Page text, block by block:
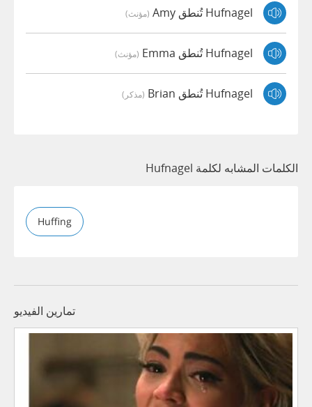
Hufnagel تُنطق Amy (مؤنث)
Hufnagel تُنطق Emma (مؤنث)
Hufnagel تُنطق Brian (مذكر)
الكلمات المشابه لكلمة Hufnagel
Huffing
تمارين الفيديو